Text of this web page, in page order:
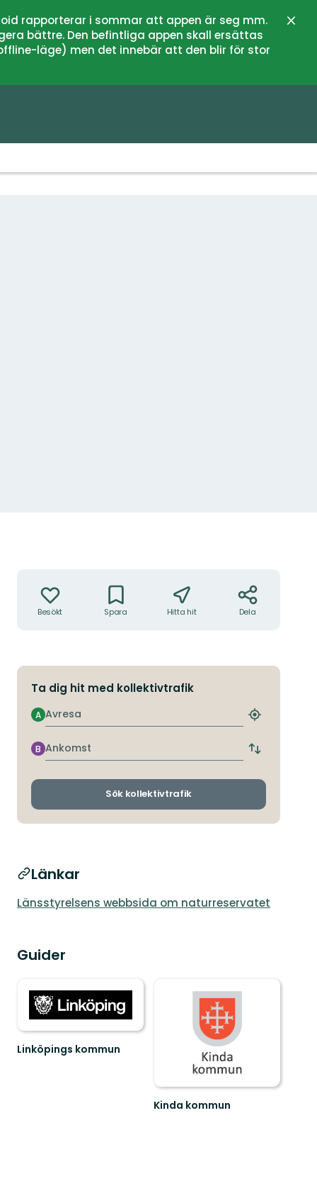
rapporterar i sommar att appen är seg mm.
bättre. Den befintliga appen skall ersättas
läge) men det innebär att den blir för stor
Besökt Spara Hitta hit Dela
Ta dig hit med kollektivtrafik
Avresa
A
Hitta
hållplats
Ankomst
B
Byt
och
Sök kollektivtrafik
Länkar
Länsstyrelsens webbsida om naturreservatet
Guider
Linköpings kommun
Kinda kommun